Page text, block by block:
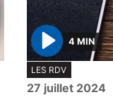
P
l
a
4 MIN
LES RDV
27 juillet 2024